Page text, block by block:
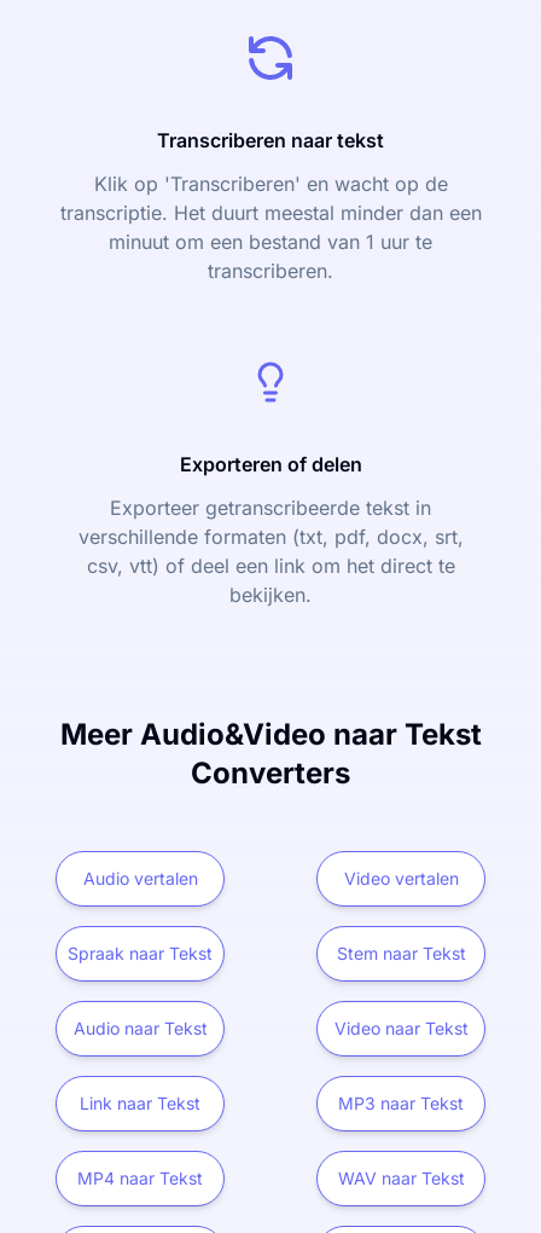
Transcriberen naar tekst
Klik op 'Transcriberen' en wacht op de
transcriptie. Het duurt meestal minder dan een
minuut om een bestand van 1 uur te
transcriberen.
Exporteren of delen
Exporteer getranscribeerde tekst in
verschillende formaten (txt, pdf, docx, srt,
csv, vtt) of deel een link om het direct te
bekijken.
Meer Audio&Video naar Tekst
Converters
Audio vertalen Video vertalen
Spraak naar Tekst Stem naar Tekst
Audio naar Tekst Video naar Tekst
Link naar Tekst MP3 naar Tekst
MP4 naar Tekst WAV naar Tekst